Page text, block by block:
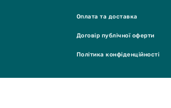
Оплата та доставка
Договір публічної оферти
Політика конфіденційності